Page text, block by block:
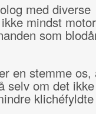
med diverse
mindst
som
en stemme os,
om det ikke